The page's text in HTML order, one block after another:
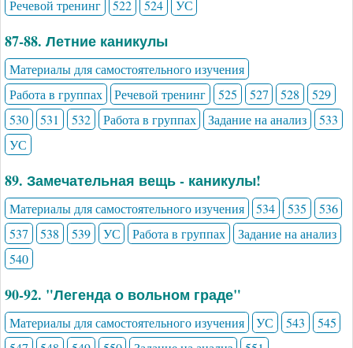
Речевой тренинг
522 524 УС
87-88. Летние каникулы
Материалы для самостоятельного изучения
Работа в группах
Речевой тренинг 525 527 528
529
530
531 532 Работа в группах Задание на анализ
533
УС
89. Замечательная вещь - каникулы!
Материалы для самостоятельного изучения 534 535
536
537
538 539 УС Работа в группах
Задание на анализ
540
90-92. "Легенда о вольном граде"
Материалы для самостоятельного изучения УС 543
545